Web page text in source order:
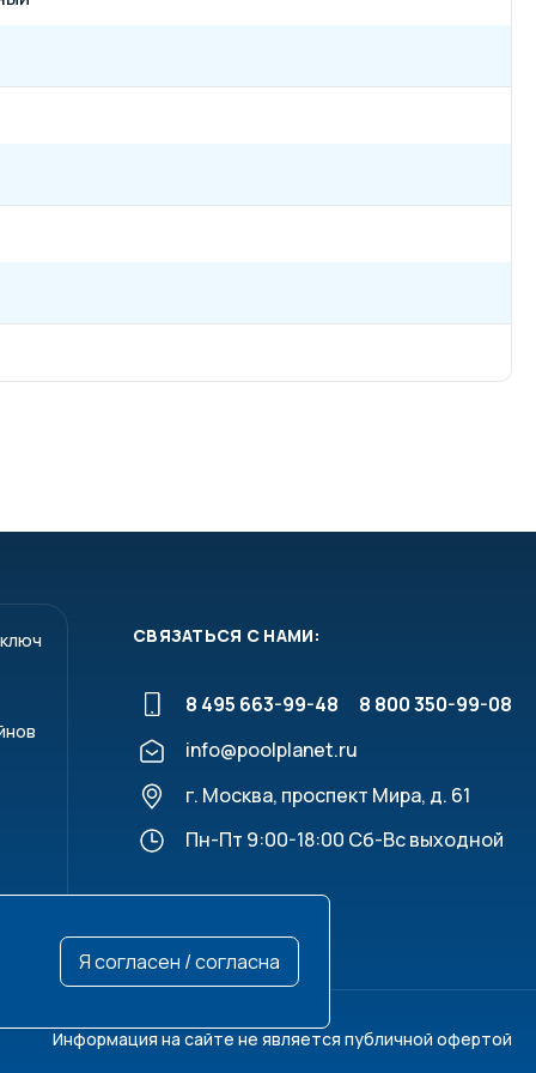
СВЯЗАТЬСЯ С НАМИ:
8 495 663-99-48
8 800 350-99-08
info@poolplanet.ru
г. Москва, проспект Мира, д. 61
Пн-Пт 9:00-18:00 Сб-Вс выходной
Информация на сайте не является публичной офертой
Я согласен / согласна